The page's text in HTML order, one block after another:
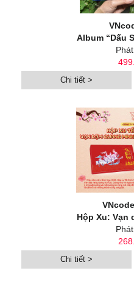
Album “Dấu Son Lịch
Chi tiết >
Hộp Xu: Vạn
Chi tiết >